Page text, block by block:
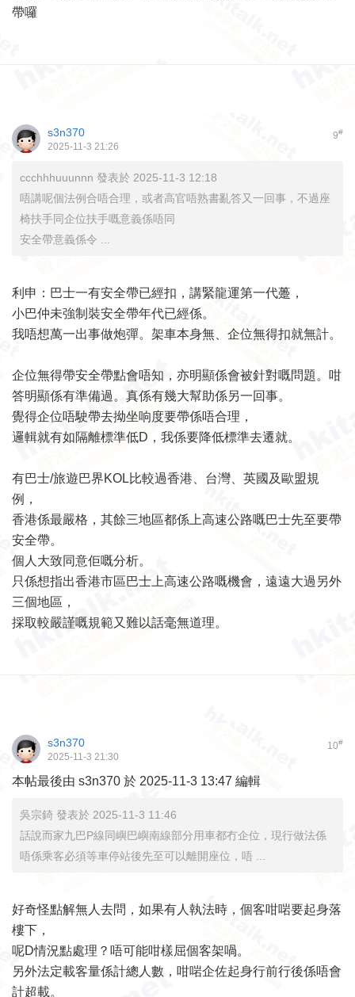
帶囉
9#
s3n370
2025-11-3 21:26
ccchhhuuunnn 發表於 2025-11-3 12:18
唔講呢個法例合唔合理，或者高官唔熟書亂答又一回事，不過座
椅扶手同企位扶手嘅意義係唔同
安全帶意義係令 ...
利申：巴士一有安全帶已經扣，講緊龍運第一代躉，
小巴仲未強制裝安全帶年代已經係。
我唔想萬一出事做炮彈。架車本身無、企位無得扣就無計。
企位無得帶安全帶點會唔知，亦明顯係會被針對嘅問題。咁
答明顯係有準備過。真係有幾大幫助係另一回事。
覺得企位唔駛帶去拗坐响度要帶係唔合理，
邏輯就有如隔離標準低D，我係要降低標準去遷就。
有巴士/旅遊巴界KOL比較過香港、台灣、英國及歐盟規
例，
香港係最嚴格，其餘三地區都係上高速公路嘅巴士先至要帶
安全帶。
個人大致同意佢嘅分析。
只係想指出香港市區巴士上高速公路嘅機會，遠遠大過另外
三個地區，
採取較嚴謹嘅規範又難以話毫無道理。
10#
s3n370
2025-11-3 21:30
本帖最後由 s3n370 於 2025-11-3 13:47 編輯
吳宗錡 發表於 2025-11-3 11:46
話說而家九巴P線同嶼巴嶼南線部分用車都冇企位，現行做法係
唔係乘客必須等車停站後先至可以離開座位，唔 ...
好奇怪點解無人去問，如果有人執法時，個客咁啱要起身落
樓下，
呢D情況點處理？唔可能咁樣屈個客架喎。
另外法定載客量係計總人數，咁啱企佐起身行前行後係唔會
計超載。